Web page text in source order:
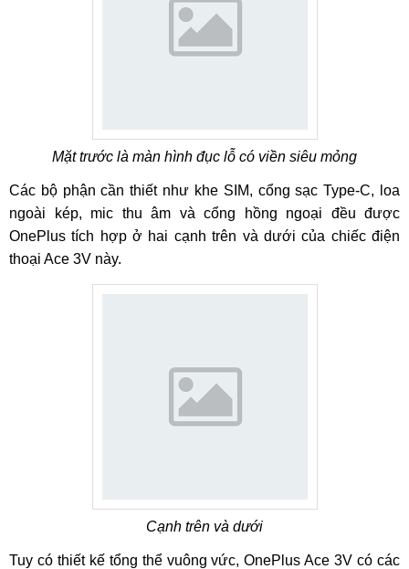
Mặt trước là màn hình đục lỗ có viền siêu mỏng
Các bộ phận cần thiết như khe SIM, cổng sạc Type-C, loa
ngoài kép, mic thu âm và cổng hồng ngoại đều được
OnePlus tích hợp ở hai cạnh trên và dưới của chiếc điện
thoại Ace 3V này.
Cạnh trên và dưới
Tuy có thiết kế tổng thể vuông vức, OnePlus Ace 3V có các